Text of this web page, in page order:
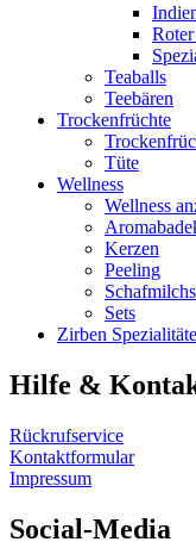
Teaballs
Teebären
Trockenfrüchte
Tüte
Wellness
Wellness
Kerzen
Peeling
Sets
Zirben
Hilfe &
Rückrufservice
Kontaktformular
Impressum
Social-Media